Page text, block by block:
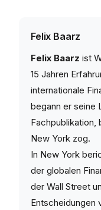
Felix Baarz
Felix Baarz ist
15 Jahren
internationale
begann er seine
Fachpublikation,
New York zog.
In New York
der globalen
der Wall Street
Entscheidungen